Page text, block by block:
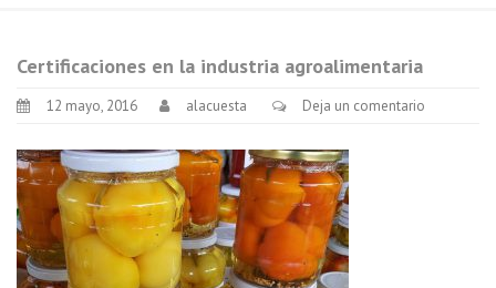
Certificaciones en la industria agroalimentaria
12 mayo, 2016 alacuesta Deja un comentario